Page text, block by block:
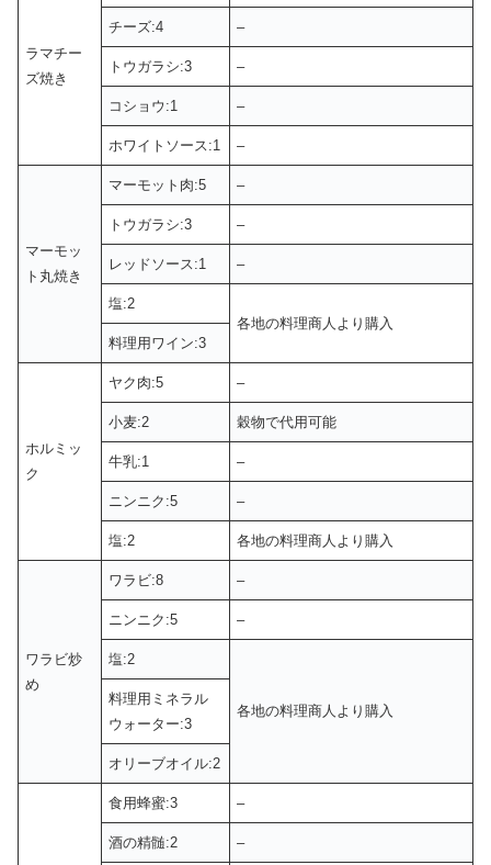
ラマチー
ズ焼き
チーズ:4 –
トウガラシ:3 –
コショウ:1 –
ホワイトソース:1 –
マーモッ
ト丸焼き
マーモット肉:5 –
トウガラシ:3 –
レッドソース:1 –
塩:2
各地の料理商人より購入
料理用ワイン:3
ホルミッ
ク
ヤク肉:5 –
小麦:2 穀物で代用可能
牛乳:1 –
ニンニク:5 –
塩:2 各地の料理商人より購入
ワラビ炒
め
ワラビ:8 –
ニンニク:5 –
塩:2
各地の料理商人より購入
料理用ミネラル
ウォーター:3
オリーブオイル:2
食用蜂蜜:3 –
酒の精髄:2 –